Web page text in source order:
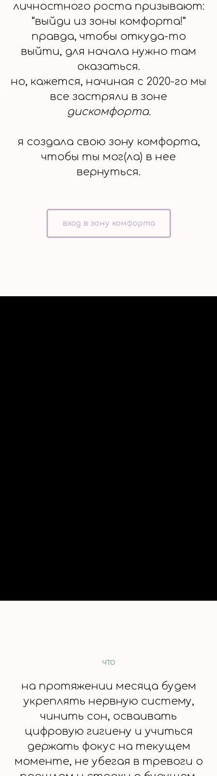
личностного роста призывают:
“выйди из зоны комфорта!”
правда, чтобы откуда-то
выйти, для начала нужно там
оказаться.
но, кажется, начиная с 2020-го мы
все застряли в зоне
дискомфорта.
я создала свою зону комфорта,
чтобы ты мог(ла) в нее
вернуться.
вход в зону комфорта
ЧТО
на протяжении месяца будем
укреплять нервную систему,
чинить сон, осваивать
цифровую гигиену и учиться
держать фокус на текущем
моменте, не убегая в тревоги о